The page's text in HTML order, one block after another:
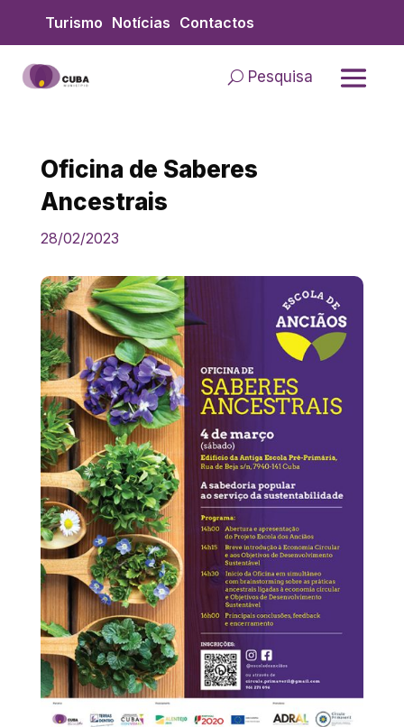
content
Turismo Notícias Contactos
Pesquisa
Oficina de Saberes
Ancestrais
28/02/2023